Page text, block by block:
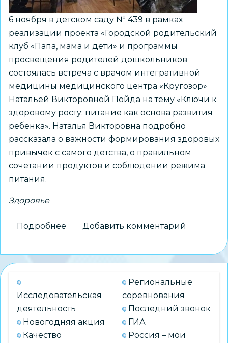
6 ноября в детском саду № 439 в рамках
реализации проекта «Городской родительский
клуб «Папа, мама и дети» и программы
просвещения родителей дошкольников
состоялась встреча с врачом интегративной
медицины медицинского центра «Кругозор»
Натальей Викторовной Пойда на тему «Ключи к
здоровому росту: питание как основа развития
ребенка». Наталья Викторовна подробно
рассказала о важности формирования здоровых
привычек с самого детства, о правильном
сочетании продуктов и соблюдении режима
питания.
Здоровье
Подробнее
как
основа
ребенка
Добавить комментарий
Исследовательская
деятельность
Новогодняя акция
Качество
Региональные
соревнования
Последний звонок
ГИА
Россия – мои